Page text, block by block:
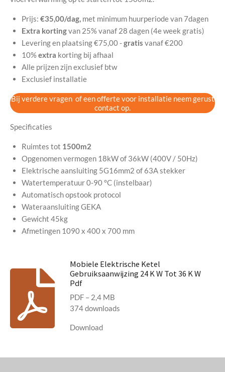
Prijs: €35,00/dag,met minimum huurperiode van 7dagen
Extra kortingvan 25% vanaf 28 dagen (4e week gratis)
Levering en plaatsing €75,00 -gratis vanaf €200
10%extra korting bij afhaal
Alle prijzen zijn exclusief btw
Exclusief installatie
Bij verdere vragen of een offerte voor installatie neem gerust
contact op.
Specificaties
Ruimtes tot 1500m2
Opgenomen vermogen 18kW of 36kW (400V / 50Hz)
Elektrische aansluiting 5G16mm2 of 63A stekker
Watertemperatuur 0-90 °C (instelbaar)
Automatisch opstook protocol
Wateraansluiting GEKA
Gewicht 45kg
Afmetingen 1090 x 400 x 700 mm
Mobiele Elektrische Ketel
Gebruiksaanwijzing 24 K W Tot 36 K W
Pdf
PDF – 2,4 MB
374 downloads
Download